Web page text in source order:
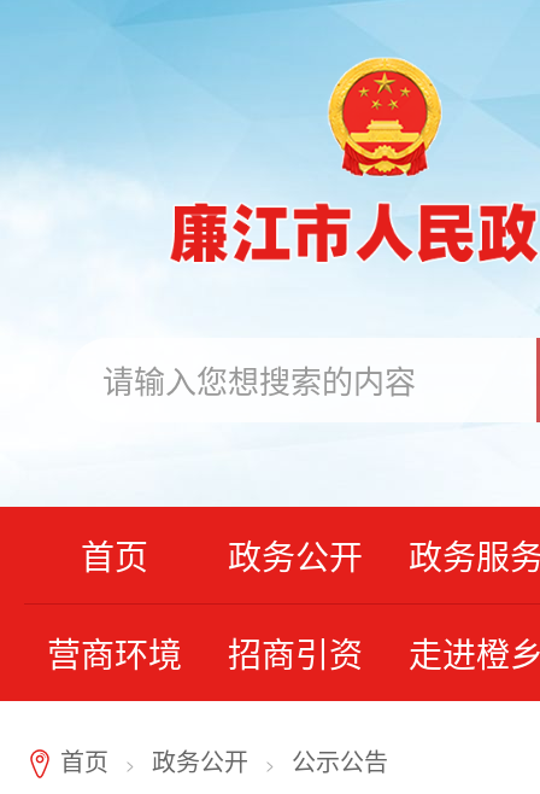
首页 政务公开 政务服
营商环境 招商引资 走进橙
7 首页 > 政务公开 > 公示公告